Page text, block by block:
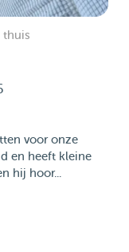
thuis
voor onze
en heeft kleine
hij hoor...